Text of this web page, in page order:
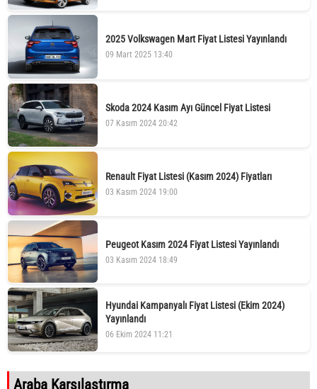
2025 Volkswagen Mart Fiyat Listesi Yayınlandı
09 Mart 2025 13:40
Skoda 2024 Kasım Ayı Güncel Fiyat Listesi
07 Kasım 2024 20:42
Renault Fiyat Listesi (Kasım 2024) Fiyatları
03 Kasım 2024 19:00
Peugeot Kasım 2024 Fiyat Listesi Yayınlandı
03 Kasım 2024 18:49
Hyundai Kampanyalı Fiyat Listesi (Ekim 2024)
Yayınlandı
06 Ekim 2024 11:21
Araba Karşılaştırma